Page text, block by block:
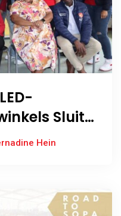
Sluit
Hein